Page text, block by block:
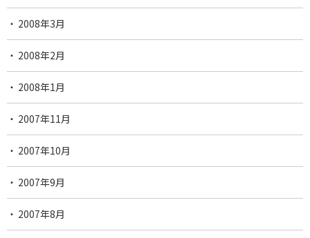
2008年3月
2008年2月
2008年1月
2007年11月
2007年10月
2007年9月
2007年8月